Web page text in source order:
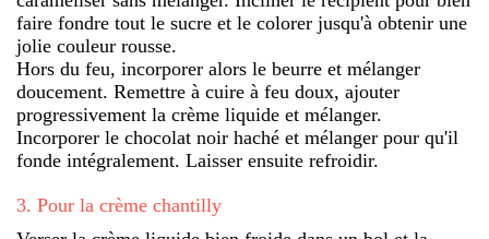
faire fondre tout le sucre et le colorer jusqu'à obtenir une
jolie couleur rousse.
Hors du feu, incorporer alors le beurre et mélanger
doucement. Remettre à cuire à feu doux, ajouter
progressivement la crème liquide et mélanger.
Incorporer le chocolat noir haché et mélanger pour qu'il
fonde intégralement. Laisser ensuite refroidir.
3. Pour la crème chantilly